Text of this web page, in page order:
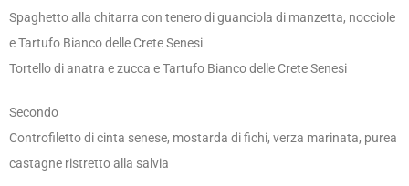
Spaghetto alla chitarra con tenero di guanciola di manzetta, nocciole
e Tartufo Bianco delle Crete Senesi
Tortello di anatra e zucca e Tartufo Bianco delle Crete Senesi
Secondo
Controfiletto di cinta senese, mostarda di fichi, verza marinata, purea
castagne ristretto alla salvia